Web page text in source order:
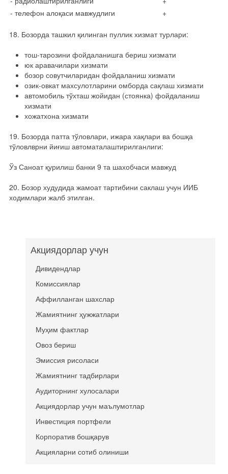
- телефон алоқаси мавжудлиги
+
18. Бозорда ташкил қилинган пуллик хизмат турлари:
тош-тарозини фойдаланишга бериш хизмати
юк аравачилари хизмати
бозор совутчиларидан фойдаланиш хизмати
озик-овкат махсулотларини омборда сақлаш хизмати
автомобиль тўхташ жойидан (стоянка) фойдаланиш
хизмати
хожатхона хизмати
19. Бозорда патта тўловлари, ижара хақлари ва бошқа
тўловлврни йиғиш автоматалаштирилганлиги:
Ўз Саноат қурилиш банки 9 та шахобчаси мавжуд
20. Бозор худудида жамоат тартибини саклаш учун ИИБ
ходимлари жалб этилган.
Акциядорлар учун
Дивидендлар
Комиссиялар
Аффилланган шахслар
Жамиятнинг ҳужжатлари
Муҳим фактлар
Овоз бериш
Эмиссия рисоласи
Жамиятнинг тадбирлари
Аудиторнинг хулосалари
Акциядорлар учун маълумотлар
Инвестиция портфели
Корпоратив бошқарув
Акцияларни сотиб олиниши